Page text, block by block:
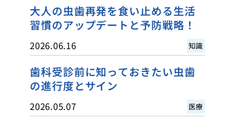
大人の虫歯再発を食い止める生活
習慣のアップデートと予防戦略！
2026.06.16 知識
歯科受診前に知っておきたい虫歯
の進行度とサイン
2026.05.07 医療